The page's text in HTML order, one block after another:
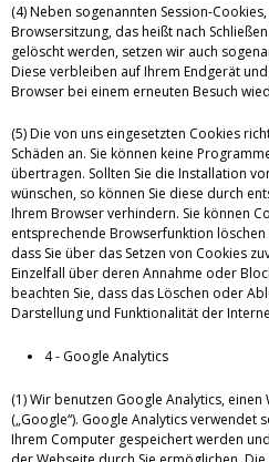
(4) Neben sogenannten Session-
Browsersitzung, das heißt nach
gelöscht werden, setzen wir auch
Diese verbleiben auf Ihrem Endgerät
Browser bei einem erneuten Besuch
(5) Die von uns eingesetzten Cookies
Schäden an. Sie können keine
übertragen. Sollten Sie die Installation
wünschen, so können Sie diese durch
Ihrem Browser verhindern. Sie können
entsprechende Browserfunktion
dass Sie über das Setzen von Cookies
Einzelfall über deren Annahme oder
beachten Sie, dass das Löschen oder
Darstellung und Funktionalität der
4 - Google Analytics
(1) Wir benutzen Google Analytics,
(„Google“). Google Analytics verwendet
Ihrem Computer gespeichert werden